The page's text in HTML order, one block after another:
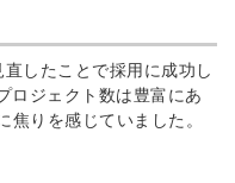
したことで採用に成功し
ロジェクト数は豊富にあ
りを感じていました。